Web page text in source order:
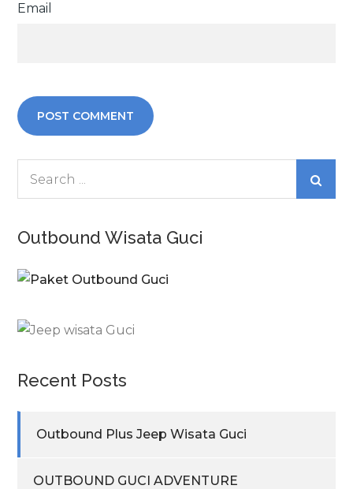
Email
Outbound Wisata Guci
Recent Posts
Outbound Plus Jeep Wisata Guci
OUTBOUND GUCI ADVENTURE